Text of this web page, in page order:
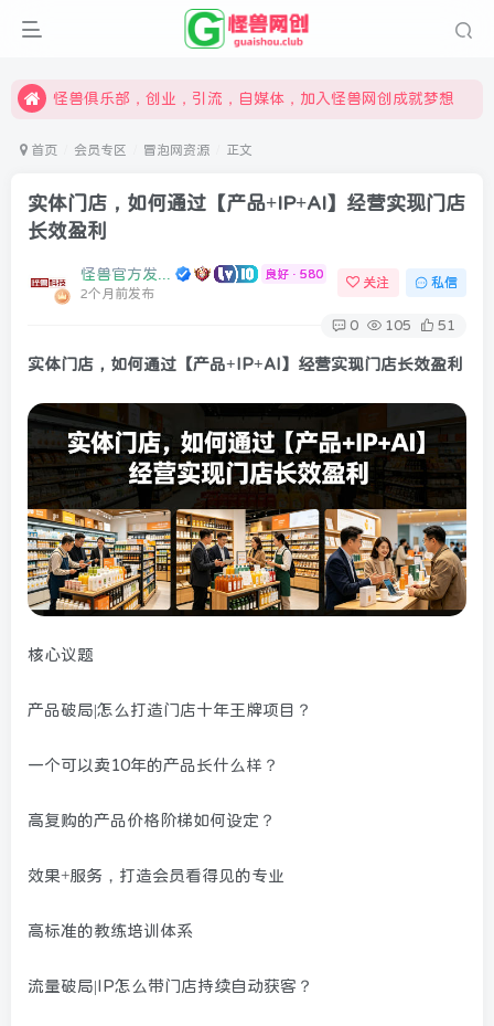
限时开通会员更享折扣，超高返佣
怪兽俱乐部，创业，引流，自媒体，加入怪兽网创成就梦想
首页 会员专区 冒泡网资源 正文
实体门店，如何通过【产品+IP+AI】经营实现门店
长效盈利
良好 · 580
2个月前发布
关注 私信
0 105 51
实体门店，如何通过【产品+IP+AI】经营实现门店长效盈利
核心议题
产品破局|怎么打造门店十年王牌项目？
一个可以卖10年的产品长什么样？
高复购的产品价格阶梯如何设定？
效果+服务，打造会员看得见的专业
高标准的教练培训体系
流量破局|IP怎么带门店持续自动获客？